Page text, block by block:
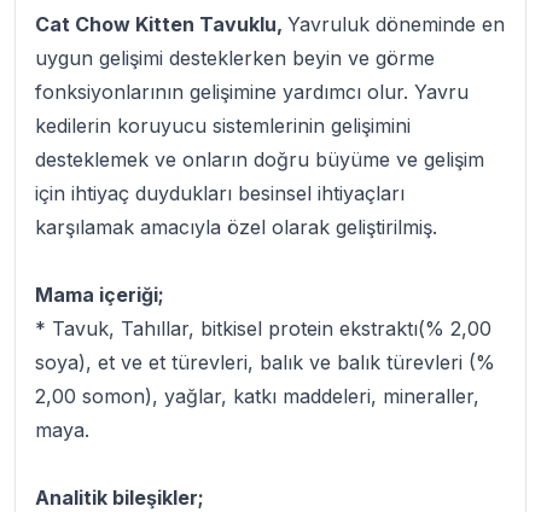
Cat Chow Kitten Tavuklu, Yavruluk döneminde en
uygun gelişimi desteklerken beyin ve görme
fonksiyonlarının gelişimine yardımcı olur. Yavru
kedilerin koruyucu sistemlerinin gelişimini
desteklemek ve onların doğru büyüme ve gelişim
için ihtiyaç duydukları besinsel ihtiyaçları
karşılamak amacıyla özel olarak geliştirilmiş.
Mama içeriği;
* Tavuk, Tahıllar, bitkisel protein ekstraktı(% 2,00
soya), et ve et türevleri, balık ve balık türevleri (%
2,00 somon), yağlar, katkı maddeleri, mineraller,
maya.
Analitik bileşikler;